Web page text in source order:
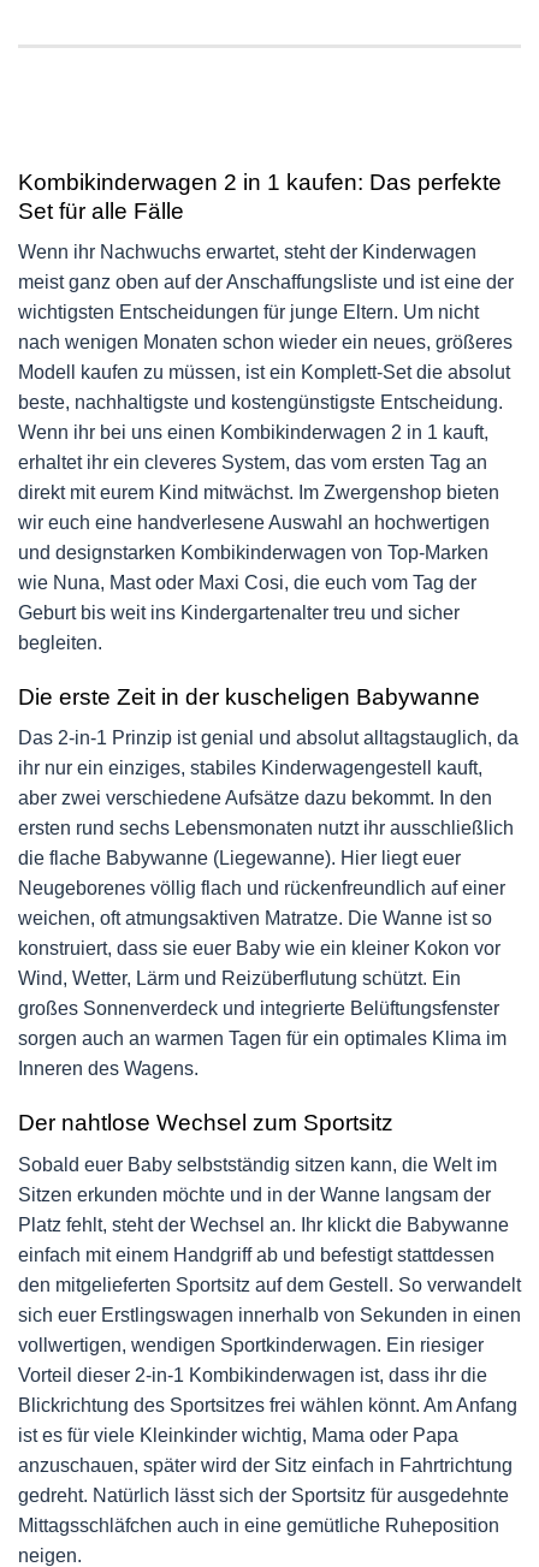
Kombikinderwagen 2 in 1 kaufen: Das perfekte
Set für alle Fälle
Wenn ihr Nachwuchs erwartet, steht der Kinderwagen
meist ganz oben auf der Anschaffungsliste und ist eine der
wichtigsten Entscheidungen für junge Eltern. Um nicht
nach wenigen Monaten schon wieder ein neues, größeres
Modell kaufen zu müssen, ist ein Komplett-Set die absolut
beste, nachhaltigste und kostengünstigste Entscheidung.
Wenn ihr bei uns einen Kombikinderwagen 2 in 1 kauft,
erhaltet ihr ein cleveres System, das vom ersten Tag an
direkt mit eurem Kind mitwächst. Im Zwergenshop bieten
wir euch eine handverlesene Auswahl an hochwertigen
und designstarken Kombikinderwagen von Top-Marken
wie Nuna, Mast oder Maxi Cosi, die euch vom Tag der
Geburt bis weit ins Kindergartenalter treu und sicher
begleiten.
Die erste Zeit in der kuscheligen Babywanne
Das 2-in-1 Prinzip ist genial und absolut alltagstauglich, da
ihr nur ein einziges, stabiles Kinderwagengestell kauft,
aber zwei verschiedene Aufsätze dazu bekommt. In den
ersten rund sechs Lebensmonaten nutzt ihr ausschließlich
die flache Babywanne (Liegewanne). Hier liegt euer
Neugeborenes völlig flach und rückenfreundlich auf einer
weichen, oft atmungsaktiven Matratze. Die Wanne ist so
konstruiert, dass sie euer Baby wie ein kleiner Kokon vor
Wind, Wetter, Lärm und Reizüberflutung schützt. Ein
großes Sonnenverdeck und integrierte Belüftungsfenster
sorgen auch an warmen Tagen für ein optimales Klima im
Inneren des Wagens.
Der nahtlose Wechsel zum Sportsitz
Sobald euer Baby selbstständig sitzen kann, die Welt im
Sitzen erkunden möchte und in der Wanne langsam der
Platz fehlt, steht der Wechsel an. Ihr klickt die Babywanne
einfach mit einem Handgriff ab und befestigt stattdessen
den mitgelieferten Sportsitz auf dem Gestell. So verwandelt
sich euer Erstlingswagen innerhalb von Sekunden in einen
vollwertigen, wendigen Sportkinderwagen. Ein riesiger
Vorteil dieser 2-in-1 Kombikinderwagen ist, dass ihr die
Blickrichtung des Sportsitzes frei wählen könnt. Am Anfang
ist es für viele Kleinkinder wichtig, Mama oder Papa
anzuschauen, später wird der Sitz einfach in Fahrtrichtung
gedreht. Natürlich lässt sich der Sportsitz für ausgedehnte
Mittagsschläfchen auch in eine gemütliche Ruheposition
neigen.